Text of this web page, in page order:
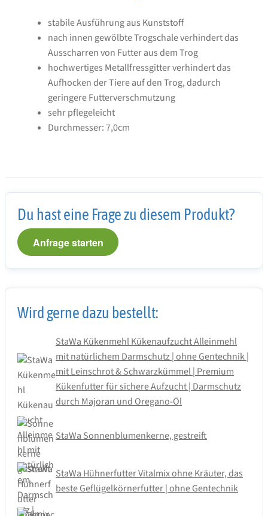
Küken-
Futtertrog
Fressgitter
stabile Ausführung aus Kunststoff
nach innen gewölbte Trogschale verhindert das
Ausscharren von Futter aus dem Trog
hochwertiges Metallfressgitter verhindert das
Aufhocken der Tiere auf den Trog, dadurch
geringere Futterverschmutzung
sehr pflegeleicht
Durchmesser: 7,0cm
Du hast eine Frage zu diesem Produkt?
Anfrage starten
Wird gerne dazu bestellt:
StaWa Kükenmehl Kükenaufzucht Alleinmehl
mit natürlichem Darmschutz | ohne Gentechnik |
mit Leinschrot & Schwarzkümmel | Premium
Kükenfutter für sichere Aufzucht | Darmschutz
durch Majoran und Oregano-Öl
StaWa Sonnenblumenkerne, gestreift
StaWa Hühnerfutter Vitalmix ohne Kräuter, das
beste Geflügelkörnerfutter | ohne Gentechnik